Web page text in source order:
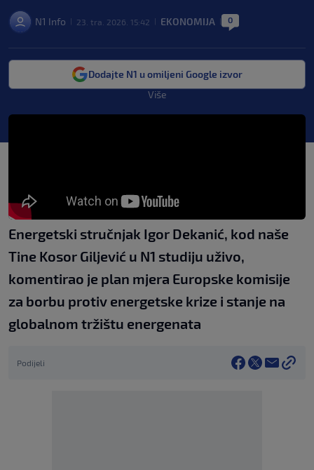
N1 Info 23. tra. 2026. 15:42 EKONOMIJA 0
Dodajte N1 u omiljeni Google izvor
Više
Energetski stručnjak Igor Dekanić, kod naše
Tine Kosor Giljević u N1 studiju uživo,
komentirao je plan mjera Europske komisije
za borbu protiv energetske krize i stanje na
globalnom tržištu energenata
Podijeli